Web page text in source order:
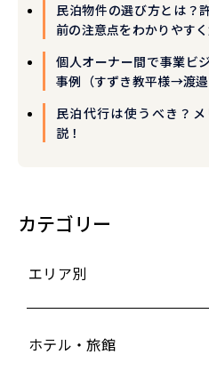
民泊物件の選び方とは？
前の注意点をわかりやす
個人オーナー間で事業ビ
事例（すずき教平様→渡邉
民泊代行は使うべき？
説！
カテゴリー
エリア別
ホテル・旅館